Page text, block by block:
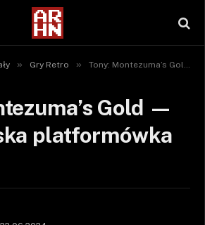
» Gry Retro » Tony: Montezuma’s Gold — nowa polska platformówka retro!
Gold —
platformówka